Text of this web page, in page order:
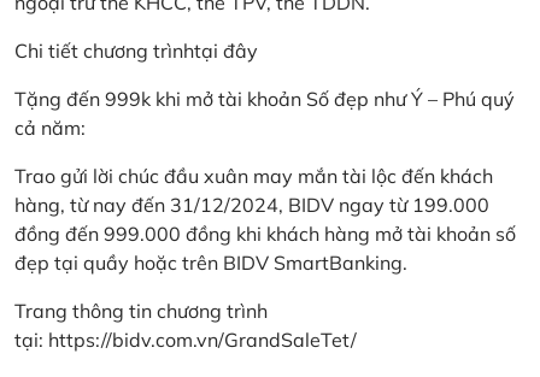
Chi tiết chương trìnhtại đây
Tặng đến 999k khi mở tài khoản Số đẹp như Ý – Phú quý
cả năm:
Trao gửi lời chúc đầu xuân may mắn tài lộc đến khách
hàng, từ nay đến 31/12/2024, BIDV ngay từ 199.000
đồng đến 999.000 đồng khi khách hàng mở tài khoản số
đẹp tại quầy hoặc trên BIDV SmartBanking.
Trang thông tin chương trình
tại: https://bidv.com.vn/GrandSaleTet/